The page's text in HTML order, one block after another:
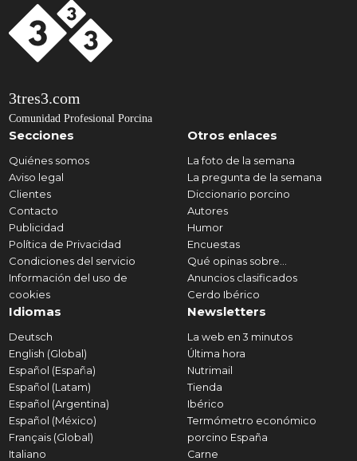
3tres3.com
Comunidad Profesional Porcina
Secciones
Quiénes somos
Aviso legal
Clientes
Contacto
Publicidad
Política de Privacidad
Condiciones del servicio
Información del uso de
cookies
Otros enlaces
La foto de la semana
La pregunta de la semana
Diccionario porcino
Autores
Humor
Encuestas
Qué opinas sobre...
Anuncios clasificados
Cerdo Ibérico
Idiomas
Deutsch
English (Global)
Español (España)
Español (Latam)
Español (Argentina)
Español (México)
Français (Global)
Italiano
Newsletters
La web en 3 minutos
Última hora
Nutrimail
Tienda
Ibérico
Termómetro económico
porcino España
Carne